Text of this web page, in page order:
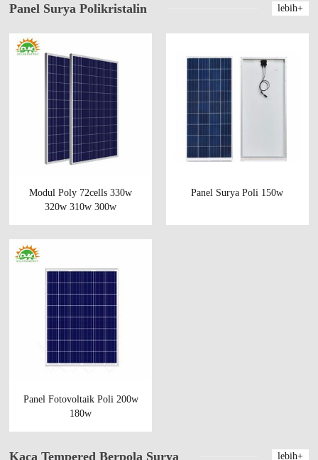
Panel Surya Polikristalin lebih+
Modul Poly 72cells 330w
320w 310w 300w
Panel Surya Poli 150w
Panel Fotovoltaik Poli 200w
180w
Kaca Tempered Berpola Surya lebih+